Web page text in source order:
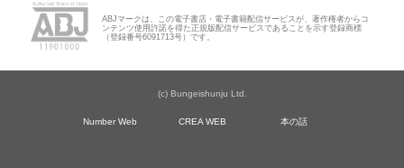
ABJマークは、この電子書店・電子書籍配信サービスが、著作権者からコ
ンテンツ使用許諾を得た正規版配信サービスであることを示す登録商標
（登録番号6091713号）です。
(c) Bungeishunju Ltd.
Number Web CREA WEB 本の話